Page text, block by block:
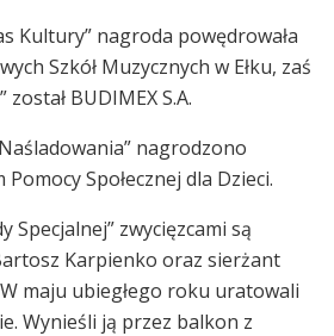
Kultury” nagroda powędrowała
Szkół Muzycznych w Ełku, zaś
BUDIMEX S.A.
nagrodzono
Społecznej dla Dzieci.
Specjalnej” zwycięzcami są
Karpienko oraz sierżant
maju ubiegłego roku uratowali
Wynieśli ją przez balkon z